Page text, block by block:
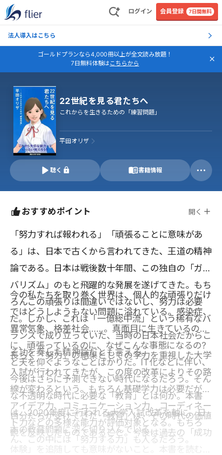
ログイン 会員登録 7日間無料
法人導入はこちら
ゴールドプランなら4,000冊以上が全文読み放題！
7日無料体験はこちらから
22世紀を見る君たちへ
これからを生きるための「練習問題」
平田オリザ
聴く 書籍情報
おすすめポイント 開く
「努力すれば報われる」「頑張ることに意味があ
る」は、日本で古くから言われてきた、王道の精神
論である。日本は戦後数十年間、この独自の「ガン
バリズム」のもと飛躍的な発展を遂げてきた。もち
ろんこの頑張りは間違いではないし、努力は必要
だ。しかし、これは「一億総中流」という稀有なバ
ランスで成り立っていた、当時の日本社会だからこ
そ功を奏した精神論だとも言える。
今の私たちを取り巻く世界は、個人的な頑張りだけ
ではどうしようもない問題に溢れている。感染症、
異常気象、格差社会……。真面目に生きているの
に、頑張っているのに、なぜこんな事態になるの?
と天を仰ぐようなことばかりだ。IT化などに伴い、
今後はさらに予測できない時代になるだろう。そん
な不透明な時代に必要な「教育」とは何か。本書
は、2020年度に行われる大学入試改革を軸に、日
本の教育問題に深く切り込んでいる。
長らく「努力」の結果としての学力を重視した大学
入試が行われてきたが、この度の改革によりその路
線が変わるという。もちろん基礎学力は必要だが、
アイデア力、コミュニケーション力、コーディネー
ト力などの多様な能力が評価対象となる。もちろ
ん、この中には「努力する力」も入るだろう。
自分たちが受けてきた「教育」は、その時代の価値
観を反映したものであること。今後は過去の「成功
体験」を追随しても意味がないこと。本書を読む